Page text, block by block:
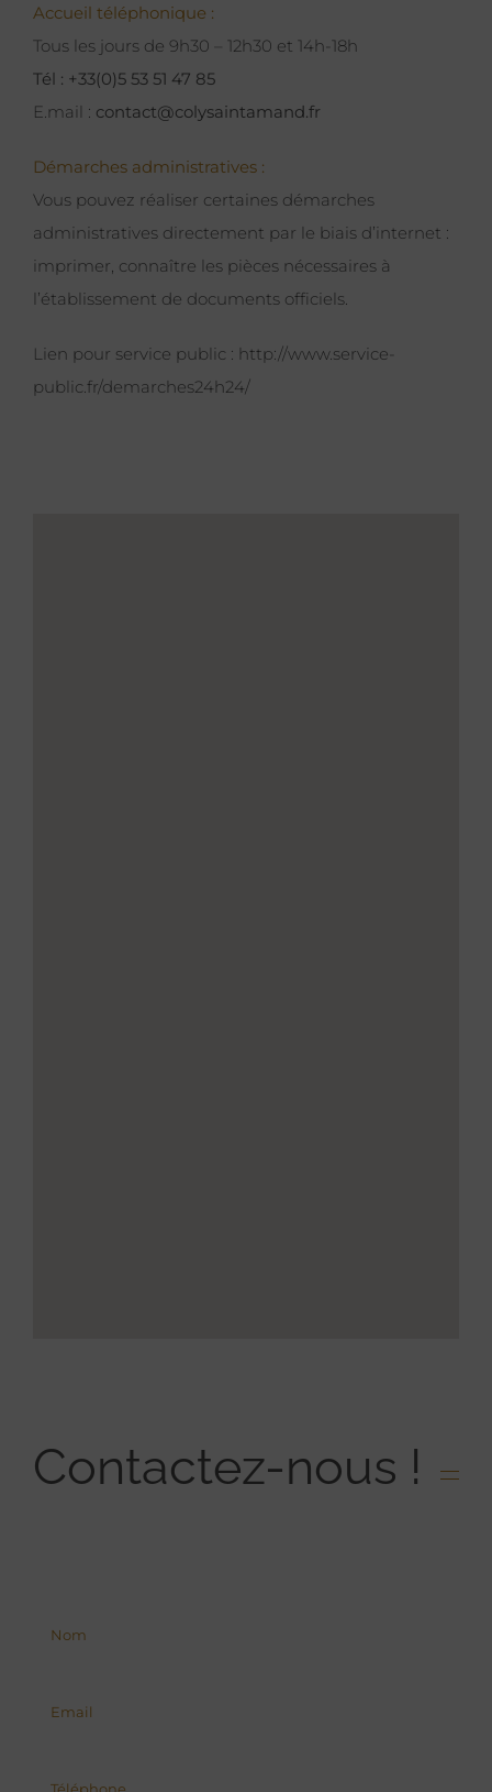
Accueil téléphonique :
Tous les jours de 9h30 – 12h30 et 14h-18h
Tél : +33(0)5 53 51 47 85
E.mail : contact@colysaintamand.fr
Démarches administratives :
Vous pouvez réaliser certaines démarches
administratives directement par le biais d’internet :
imprimer, connaître les pièces nécessaires à
l’établissement de documents officiels.
Lien pour service public : http://www.service-
public.fr/demarches24h24/
Contactez-nous !